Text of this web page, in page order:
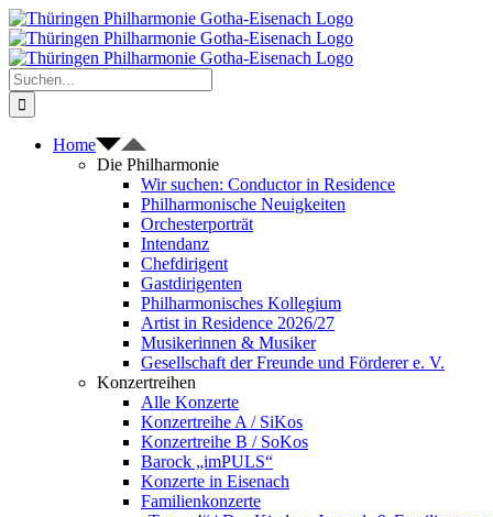
Zum
Inhalt
springen
Suche
nach:
Home
Die Philharmonie
Wir suchen: Conductor in Residence
Philharmonische Neuigkeiten
Orchesterporträt
Intendanz
Chefdirigent
Gastdirigenten
Philharmonisches Kollegium
Artist in Residence 2026/27
Musikerinnen & Musiker
Gesellschaft der Freunde und Förderer e. V.
Konzertreihen
Alle Konzerte
Konzertreihe A / SiKos
Konzertreihe B / SoKos
Barock „imPULS“
Konzerte in Eisenach
Familienkonzerte